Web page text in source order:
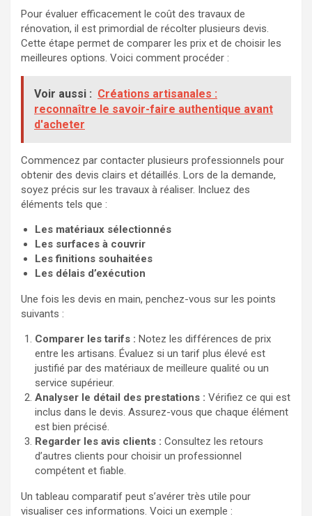
Pour évaluer efficacement le coût des travaux de
rénovation, il est primordial de récolter plusieurs devis.
Cette étape permet de comparer les prix et de choisir les
meilleures options. Voici comment procéder :
Voir aussi : Créations artisanales :
reconnaître le savoir-faire authentique avant
d'acheter
Commencez par contacter plusieurs professionnels pour
obtenir des devis clairs et détaillés. Lors de la demande,
soyez précis sur les travaux à réaliser. Incluez des
éléments tels que :
Les matériaux sélectionnés
Les surfaces à couvrir
Les finitions souhaitées
Les délais d’exécution
Une fois les devis en main, penchez-vous sur les points
suivants :
Comparer les tarifs : Notez les différences de prix
entre les artisans. Évaluez si un tarif plus élevé est
justifié par des matériaux de meilleure qualité ou un
service supérieur.
Analyser le détail des prestations : Vérifiez ce qui est
inclus dans le devis. Assurez-vous que chaque élément
est bien précisé.
Regarder les avis clients : Consultez les retours
d’autres clients pour choisir un professionnel
compétent et fiable.
Un tableau comparatif peut s’avérer très utile pour
visualiser ces informations. Voici un exemple :